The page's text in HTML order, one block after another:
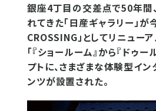
銀座4丁目の交差点で50年間
れてきた「日産ギャラリー」が
CROSSING」としてリニュー
「『ショールーム』から『ドゥ
プトに、さまざまな体験型イ
ンツが設置された。